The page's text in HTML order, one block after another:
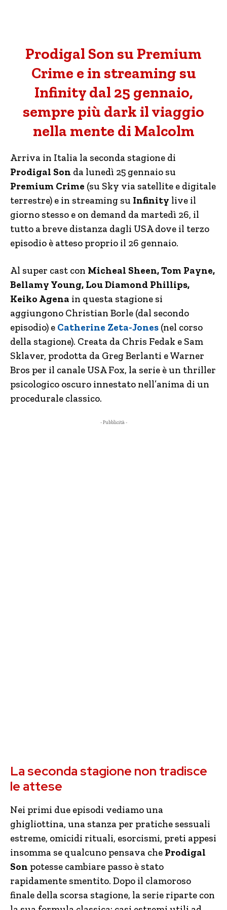
Prodigal Son su Premium
Crime e in streaming su
Infinity dal 25 gennaio,
sempre più dark il viaggio
nella mente di Malcolm
Arriva in Italia la seconda stagione di
Prodigal Son da lunedì 25 gennaio su
Premium Crime (su Sky via satellite e digitale
terrestre) e in streaming su Infinity live il
giorno stesso e on demand da martedì 26, il
tutto a breve distanza dagli USA dove il terzo
episodio è atteso proprio il 26 gennaio.
Al super cast con Micheal Sheen, Tom Payne,
Bellamy Young, Lou Diamond Phillips,
Keiko Agena in questa stagione si
aggiungono Christian Borle (dal secondo
episodio) e Catherine Zeta-Jones (nel corso
della stagione). Creata da Chris Fedak e Sam
Sklaver, prodotta da Greg Berlanti e Warner
Bros per il canale USA Fox, la serie è un thriller
psicologico oscuro innestato nell’anima di un
procedurale classico.
- Pubblicità -
La seconda stagione non tradisce
le attese
Nei primi due episodi vediamo una
ghigliottina, una stanza per pratiche sessuali
estreme, omicidi rituali, esorcismi, preti appesi
insomma se qualcuno pensava che Prodigal
Son potesse cambiare passo è stato
rapidamente smentito. Dopo il clamoroso
finale della scorsa stagione, la serie riparte con